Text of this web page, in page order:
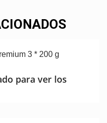
3 * 200 g
para ver los